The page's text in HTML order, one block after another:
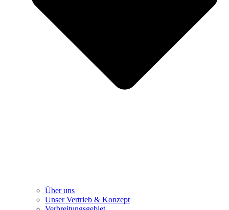
Über uns
Unser Vertrieb & Konzept